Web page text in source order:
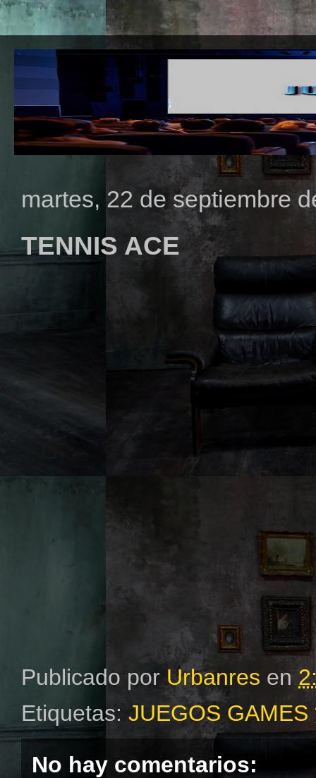
martes, 22 de septiembre
TENNIS ACE
Publicado por Urbanres en
Etiquetas: JUEGOS GAMES
No hay comentarios: